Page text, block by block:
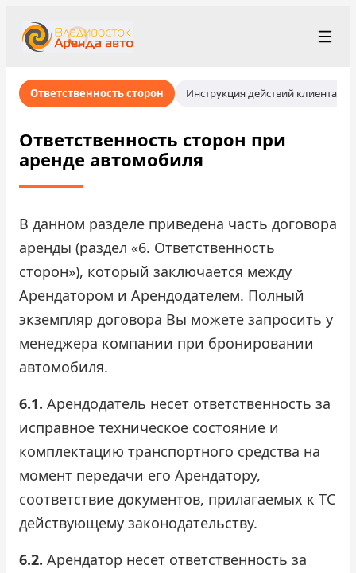
+7 (423) 202-66-48
rent@vladivostokrentacar.ru
Eng
Условия аренды
О компании
Цены
Программа лояльности
Блог
Аренда для юридических лиц
Оплата
Ответственность сторон Инструкция действий клиента
Ответственность сторон при
аренде автомобиля
В данном разделе приведена часть договора
аренды (раздел «6. Ответственность
сторон»), который заключается между
Арендатором и Арендодателем. Полный
экземпляр договора Вы можете запросить у
менеджера компании при бронировании
автомобиля.
6.1. Арендодатель несет ответственность за
исправное техническое состояние и
комплектацию транспортного средства на
момент передачи его Арендатору,
соответствие документов, прилагаемых к ТС
действующему законодательству.
6.2. Арендатор несет ответственность за